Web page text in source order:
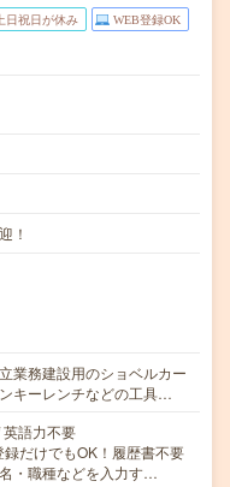
日祝日が休み WEB登録OK
！
業務建設用のショベルカー
キーレンチなどの工具…
語力不要
だけでもOK！履歴書不要
・職種などを入力す…